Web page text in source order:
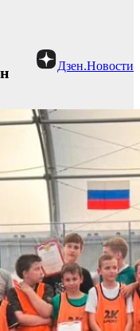
Дзен.Новости